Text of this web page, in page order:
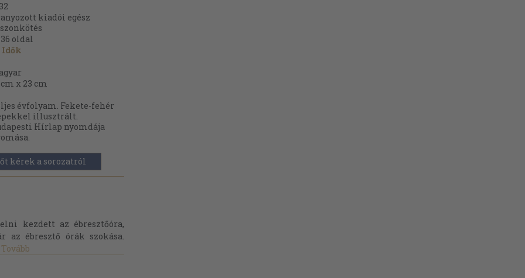
kiadói egész
oldal
Idők
cm x 23 cm
évfolyam. Fekete-fehér
illusztrált.
Hírlap nyomdája
kérek a sorozatról
kezdett az ébresztőóra,
az ébresztő órák szokása.
Tovább